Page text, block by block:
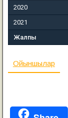
2020
2021
Жалпы
Ойыншылар